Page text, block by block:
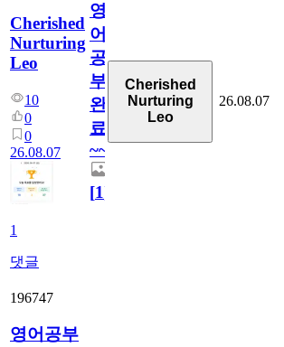
Cherished
Nurturing
Leo
10
0
0
26.08.07
1
댓글
영
어
공
부
완
료
~~
[1]
Cherished
Nurturing
Leo
26.08.07
196747
영어공부